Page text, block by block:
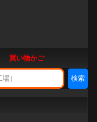
買い物かご